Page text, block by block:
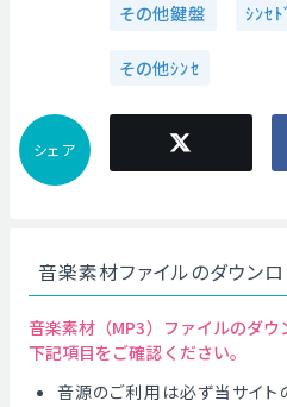
その他鍵盤 ｼﾝｾ
その他ｼﾝｾ
シェア
音楽素材ファイルのダウン
音楽素材（MP3）ファイルのダ
下記項目をご確認ください。
音源のご利用は必ず当サイト